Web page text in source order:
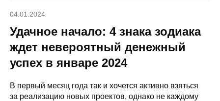
04.01.2024
Удачное начало: 4 знака зодиака
ждет невероятный денежный
успех в январе 2024
В первый месяц года так и хочется активно взяться
за реализацию новых проектов, однако не каждому